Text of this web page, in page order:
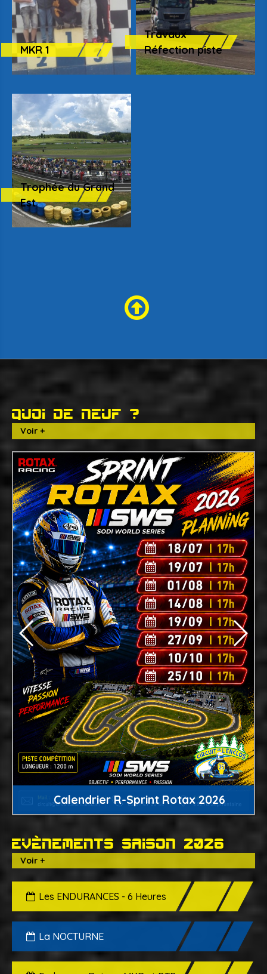
MKR 1
Travaux
Réfection piste
Trophée du Grand
Est
Quoi de neuf ?
Voir +
Calendrier R-Sprint Rotax 2026
Evènements saison 2026
Voir +
Les ENDURANCES - 6 Heures
La NOCTURNE